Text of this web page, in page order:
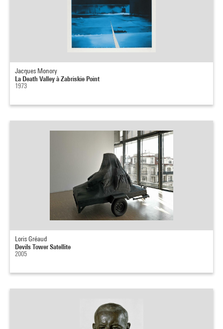
Jacques Monory
La Death Valley à Zabriskie Point
1973
Loris Gréaud
Devils Tower Satellite
2005